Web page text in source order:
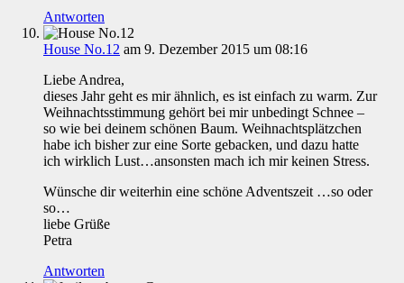
Antworten
House No.12 am 9. Dezember 2015 um 08:16
Liebe Andrea,
dieses Jahr geht es mir ähnlich, es ist einfach zu warm. Zur
Weihnachtsstimmung gehört bei mir unbedingt Schnee –
so wie bei deinem schönen Baum. Weihnachtsplätzchen
habe ich bisher zur eine Sorte gebacken, und dazu hatte
ich wirklich Lust…ansonsten mach ich mir keinen Stress.
Wünsche dir weiterhin eine schöne Adventszeit …so oder
so…
liebe Grüße
Petra
Antworten